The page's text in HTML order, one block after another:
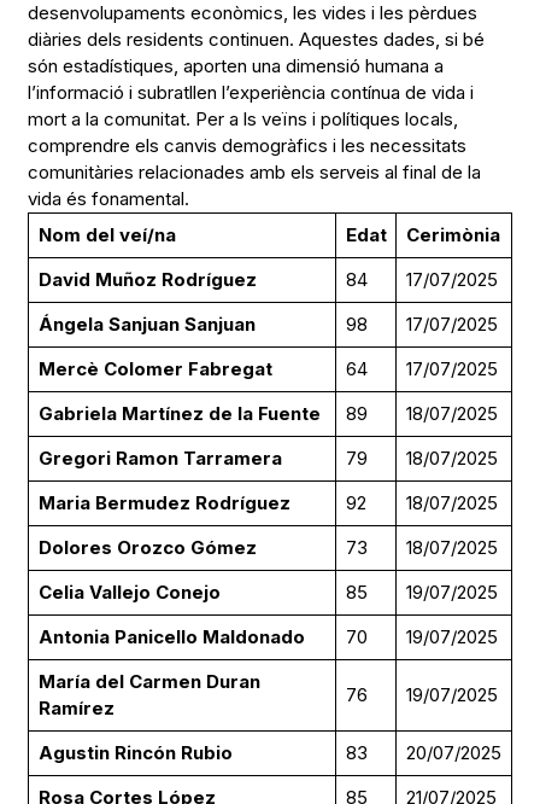
desenvolupaments econòmics, les vides i les pèrdues
diàries dels residents continuen. Aquestes dades, si bé
són estadístiques, aporten una dimensió humana a
l’informació i subratllen l’experiència contínua de vida i
mort a la comunitat. Per a ls veïns i polítiques locals,
comprendre els canvis demogràfics i les necessitats
comunitàries relacionades amb els serveis al final de la
vida és fonamental.
Nom del veí/na
Edat
Cerimònia
David Muñoz Rodríguez
84
17/07/2025
Ángela Sanjuan Sanjuan
98
17/07/2025
Mercè Colomer Fabregat
64
17/07/2025
Gabriela Martínez de la Fuente
89
18/07/2025
Gregori Ramon Tarramera
79
18/07/2025
Maria Bermudez Rodríguez
92
18/07/2025
Dolores Orozco Gómez
73
18/07/2025
Celia Vallejo Conejo
85
19/07/2025
Antonia Panicello Maldonado
70
19/07/2025
María del Carmen Duran
Ramírez
76 19/07/2025
Agustin Rincón Rubio 83
20/07/2025
Rosa Cortes López
85
21/07/2025